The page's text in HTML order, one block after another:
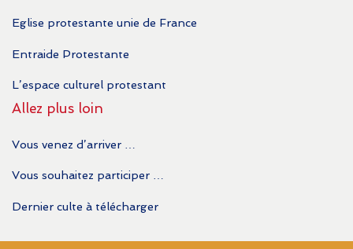
Eglise protestante unie de France
Entraide Protestante
L’espace culturel protestant
Allez plus loin
Vous venez d’arriver …
Vous souhaitez participer …
Dernier culte à télécharger